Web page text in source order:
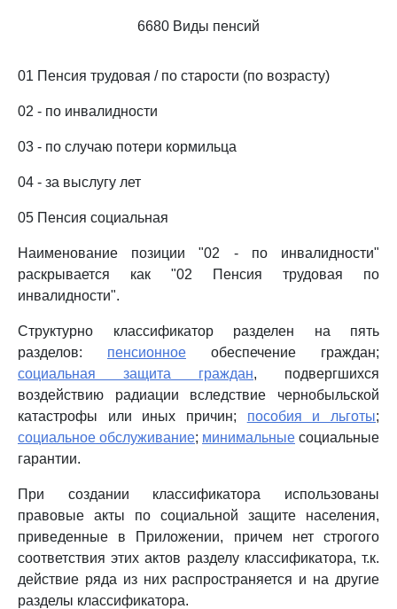
6680 Виды пенсий
01 Пенсия трудовая / по старости (по возрасту)
02 - по инвалидности
03 - по случаю потери кормильца
04 - за выслугу лет
05 Пенсия социальная
Наименование позиции "02 - по инвалидности"
раскрывается как "02 Пенсия трудовая по
инвалидности".
Структурно классификатор разделен на пять
разделов: пенсионное обеспечение граждан;
социальная защита граждан, подвергшихся
воздействию радиации вследствие чернобыльской
катастрофы или иных причин; пособия и льготы;
социальное обслуживание; минимальные социальные
гарантии.
При создании классификатора использованы
правовые акты по социальной защите населения,
приведенные в Приложении, причем нет строгого
соответствия этих актов разделу классификатора, т.к.
действие ряда из них распространяется и на другие
разделы классификатора.